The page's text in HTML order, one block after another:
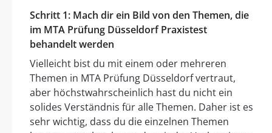
Schritt 1: Mach dir ein Bild von den Themen, die
im MTA Prüfung Düsseldorf Praxistest
behandelt werden
Vielleicht bist du mit einem oder mehreren
Themen in MTA Prüfung Düsseldorf vertraut,
aber höchstwahrscheinlich hast du nicht ein
solides Verständnis für alle Themen. Daher ist es
sehr wichtig, dass du die einzelnen Themen